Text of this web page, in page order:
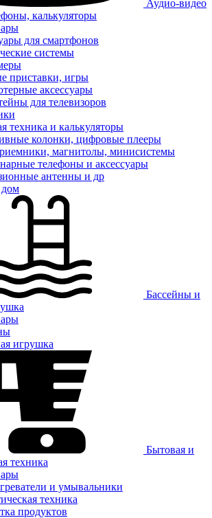
Аудио-видео
калькуляторы
для смартфонов
системы
приставки, игры
аксессуары
для телевизоров
техника и калькуляторы
колонки, цифровые плееры
магнитолы, минисистемы
телефоны и аксессуары
антенны и др
Бассейны и
игрушка
Бытовая и
техника
и умывальники
техника
продуктов